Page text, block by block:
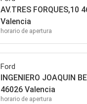
AV.TRES FORQUES,10
Valencia
horario de apertura
Ford
INGENIERO JOAQUIN
46026 Valencia
horario de apertura